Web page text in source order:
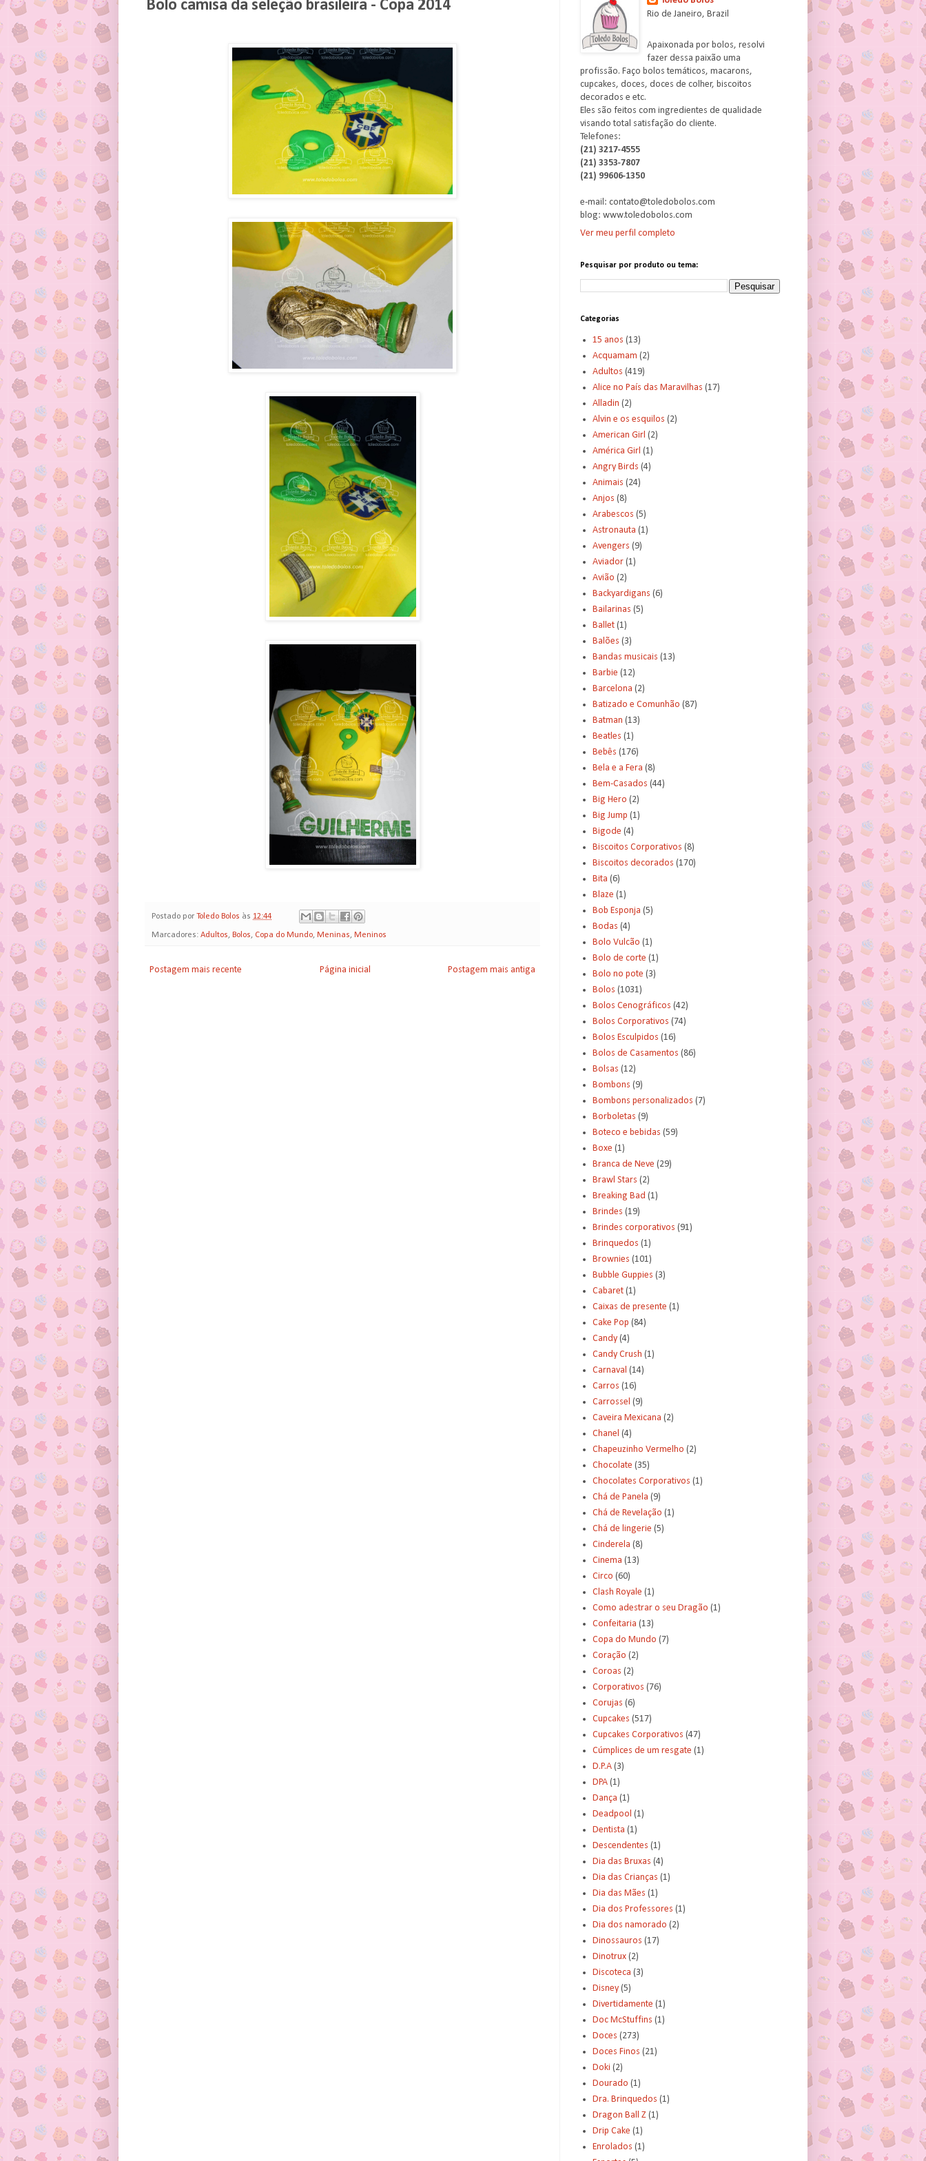
Bolo camisa da seleção brasileira - Copa 2014
Postado por Toledo Bolos às 12:44
Marcadores: Adultos, Bolos, Copa do Mundo, Meninas, Meninos
Postagem mais recente Postagem mais antiga
Página inicial
Rio de Janeiro, Brazil
Apaixonada por bolos, resolvi
fazer dessa paixão uma
profissão. Faço bolos temáticos, macarons,
cupcakes, doces, doces de colher, biscoitos
decorados e etc.
Eles são feitos com ingredientes de qualidade
visando total satisfação do cliente.
Telefones:
(21) 3217-4555
(21) 3353-7807
(21) 99606-1350
e-mail: contato@toledobolos.com
blog: www.toledobolos.com
Ver meu perfil completo
Pesquisar por produto ou tema:
Categorias
15 anos (13)
Acquamam (2)
Adultos (419)
Alice no País das Maravilhas (17)
Alladin (2)
Alvin e os esquilos (2)
American Girl (2)
América Girl (1)
Angry Birds (4)
Animais (24)
Anjos (8)
Arabescos (5)
Astronauta (1)
Avengers (9)
Aviador (1)
Avião (2)
Backyardigans (6)
Bailarinas (5)
Ballet (1)
Balões (3)
Bandas musicais (13)
Barbie (12)
Barcelona (2)
Batizado e Comunhão (87)
Batman (13)
Beatles (1)
Bebês (176)
Bela e a Fera (8)
Bem-Casados (44)
Big Hero (2)
Big Jump (1)
Bigode (4)
Biscoitos Corporativos (8)
Biscoitos decorados (170)
Bita (6)
Blaze (1)
Bob Esponja (5)
Bodas (4)
Bolo Vulcão (1)
Bolo de corte (1)
Bolo no pote (3)
Bolos (1031)
Bolos Cenográficos (42)
Bolos Corporativos (74)
Bolos Esculpidos (16)
Bolos de Casamentos (86)
Bolsas (12)
Bombons (9)
Bombons personalizados (7)
Borboletas (9)
Boteco e bebidas (59)
Boxe (1)
Branca de Neve (29)
Brawl Stars (2)
Breaking Bad (1)
Brindes (19)
Brindes corporativos (91)
Brinquedos (1)
Brownies (101)
Bubble Guppies (3)
Cabaret (1)
Caixas de presente (1)
Cake Pop (84)
Candy (4)
Candy Crush (1)
Carnaval (14)
Carros (16)
Carrossel (9)
Caveira Mexicana (2)
Chanel (4)
Chapeuzinho Vermelho (2)
Chocolate (35)
Chocolates Corporativos (1)
Chá de Panela (9)
Chá de Revelação (1)
Chá de lingerie (5)
Cinderela (8)
Cinema (13)
Circo (60)
Clash Royale (1)
Como adestrar o seu Dragão (1)
Confeitaria (13)
Copa do Mundo (7)
Coração (2)
Coroas (2)
Corporativos (76)
Corujas (6)
Cupcakes (517)
Cupcakes Corporativos (47)
Cúmplices de um resgate (1)
D.P.A (3)
DPA (1)
Dança (1)
Deadpool (1)
Dentista (1)
Descendentes (1)
Dia das Bruxas (4)
Dia das Crianças (1)
Dia das Mães (1)
Dia dos Professores (1)
Dia dos namorado (2)
Dinossauros (17)
Dinotrux (2)
Discoteca (3)
Disney (5)
Divertidamente (1)
Doc McStuffins (1)
Doces (273)
Doces Finos (21)
Doki (2)
Dourado (1)
Dra. Brinquedos (1)
Dragon Ball Z (1)
Drip Cake (1)
Enrolados (1)